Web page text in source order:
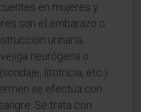
en mujeres y
son el embarazo o
urinaria,
neurógena o
litotricia, etc.).
se efectúa con
Se trata con